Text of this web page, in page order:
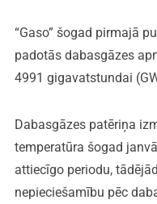
“Gaso” šogad pirmajā
padotās dabasgāzes
4991 gigavatstundai
Dabasgāzes patēriņa
temperatūra šogad
attiecīgo periodu,
nepieciešamību pēc